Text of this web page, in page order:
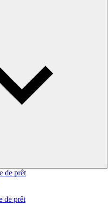
de prêt
de prêt